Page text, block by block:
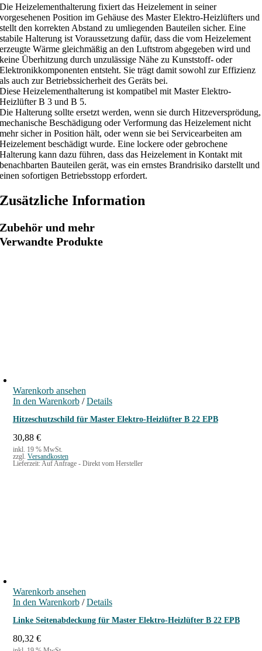
Die Heizelementhalterung fixiert das Heizelement in seiner
vorgesehenen Position im Gehäuse des Master Elektro-Heizlüfters und
stellt den korrekten Abstand zu umliegenden Bauteilen sicher. Eine
stabile Halterung ist Voraussetzung dafür, dass die vom Heizelement
erzeugte Wärme gleichmäßig an den Luftstrom abgegeben wird und
keine Überhitzung durch unzulässige Nähe zu Kunststoff- oder
Elektronikkomponenten entsteht. Sie trägt damit sowohl zur Effizienz
als auch zur Betriebssicherheit des Geräts bei.
Diese Heizelementhalterung ist kompatibel mit Master Elektro-
Heizlüfter B 3 und B 5.
Die Halterung sollte ersetzt werden, wenn sie durch Hitzeversprödung,
mechanische Beschädigung oder Verformung das Heizelement nicht
mehr sicher in Position hält, oder wenn sie bei Servicearbeiten am
Heizelement beschädigt wurde. Eine lockere oder gebrochene
Halterung kann dazu führen, dass das Heizelement in Kontakt mit
benachbarten Bauteilen gerät, was ein ernstes Brandrisiko darstellt und
einen sofortigen Betriebsstopp erfordert.
Zusätzliche Information
Zubehör und mehr
Verwandte Produkte
Warenkorb ansehen
In den Warenkorb / Details
Hitzeschutzschild für Master Elektro-Heizlüfter B 22 EPB
30,88 €
inkl. 19 % MwSt.
zzgl. Versandkosten
Lieferzeit:Auf Anfrage - Direkt vom Hersteller
Warenkorb ansehen
In den Warenkorb / Details
Linke Seitenabdeckung für Master Elektro-Heizlüfter B 22 EPB
80,32 €